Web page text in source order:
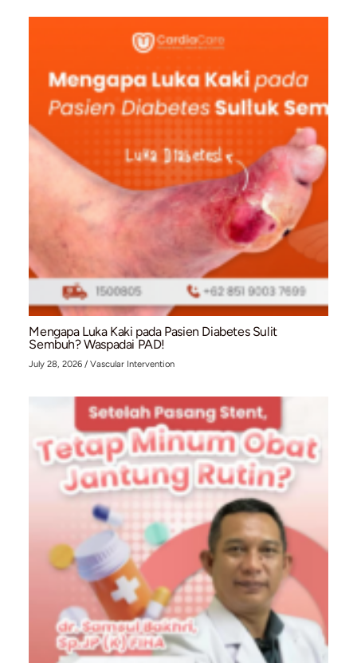
Penyebab dan Cara Deteksinya
July 31, 2026/Arrhythmia & Electrophysiology
Bahaya Merokok bagi Kesehatan Jantung:
Penyakit Jantung Koroner Kini Menyerang Usia
July 31, 2026/Cardiac Diagnostic, Cardiology Intervention